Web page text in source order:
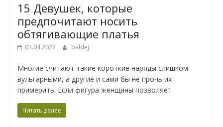
15 Девушек, которые
предпочитают носить
обтягивающие платья
03.04.2022 baldej
Многие считают такие короткие наряды слишком
вульгарными, а другие и сами бы не прочь их
примерить. Если фигура женщины позволяет
Читать далее